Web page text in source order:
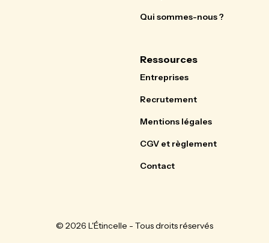
Qui sommes-nous ?
Ressources
Entreprises
Recrutement
Mentions légales
CGV et règlement
Contact
© 2026 L'Étincelle - Tous droits réservés